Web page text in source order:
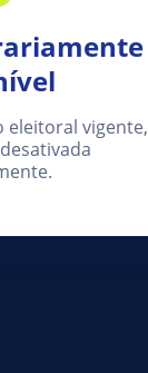
eleitoral vigente,